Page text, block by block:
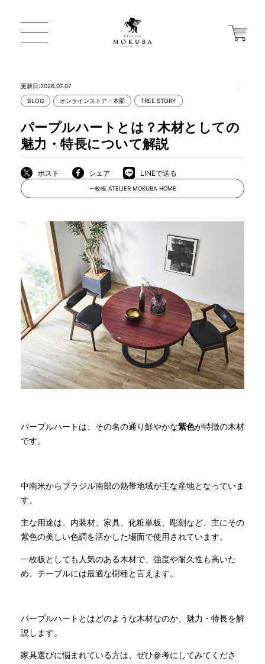
店舗から探す
一枚板 ATELIER MOKUBA HOME
MOKUBA について
商品情報
直営店
イベント
全商品一覧
新入荷情報
納品事例
INFORMATION
更新日:2026.07.07
BLOG オンラインストア・本部 TREE STORY
パープルハートとは？木材としての
魅力・特長について解説
ポスト シェア LINEで送る
一枚板 ATELIER MOKUBA HOME
パープルハートは、その名の通り鮮やかな紫色が特徴の木材
です。
中南米からブラジル南部の熱帯地域が主な産地となっていま
す。
主な用途は、内装材、家具、化粧単板、彫刻など、主にその
紫色の美しい色調を活かした場面で使用されています。
一枚板としても人気のある木材で、強度や耐久性も高いた
め、テーブルには最適な樹種と言えます。
パープルハートとはどのような木材なのか、魅力・特長を解
説します。
家具選びに悩まれている方は、ぜひ参考にしてみてくださ